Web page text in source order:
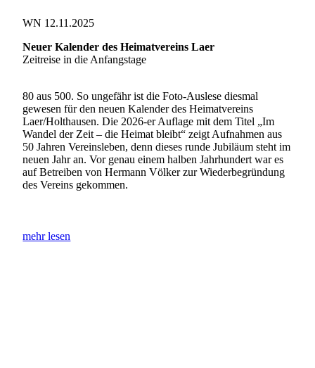
WN 12.11.2025
Neuer Kalender des Heimatvereins Laer
Zeitreise in die Anfangstage
80 aus 500. So ungefähr ist die Foto-Auslese diesmal
gewesen für den neuen Kalender des Heimatvereins
Laer/Holthausen. Die 2026-er Auflage mit dem Titel „Im
Wandel der Zeit – die Heimat bleibt“ zeigt Aufnahmen aus
50 Jahren Vereinsleben, denn dieses runde Jubiläum steht im
neuen Jahr an. Vor genau einem halben Jahrhundert war es
auf Betreiben von Hermann Völker zur Wiederbegründung
des Vereins gekommen.
mehr lesen